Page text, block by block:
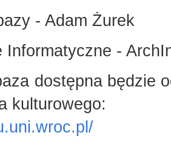
- Adam Żurek
Informatyczne -
dostępna będzie
kulturowego: